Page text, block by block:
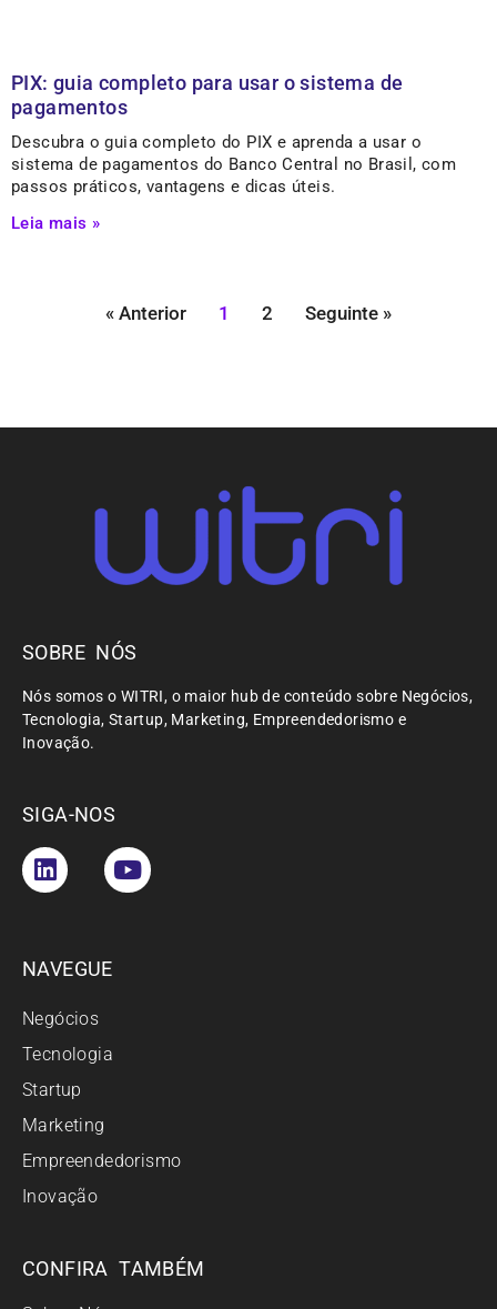
PIX: guia completo para usar o sistema de
pagamentos
Descubra o guia completo do PIX e aprenda a usar o
sistema de pagamentos do Banco Central no Brasil, com
passos práticos, vantagens e dicas úteis.
Leia mais »
« Anterior 1 2 Seguinte »
SOBRE NÓS
Nós somos o WITRI, o maior hub de conteúdo sobre Negócios,
Tecnologia, Startup, Marketing, Empreendedorismo e
Inovação.
SIGA-NOS
NAVEGUE
Negócios
Tecnologia
Startup
Marketing
Empreendedorismo
Inovação
CONFIRA TAMBÉM